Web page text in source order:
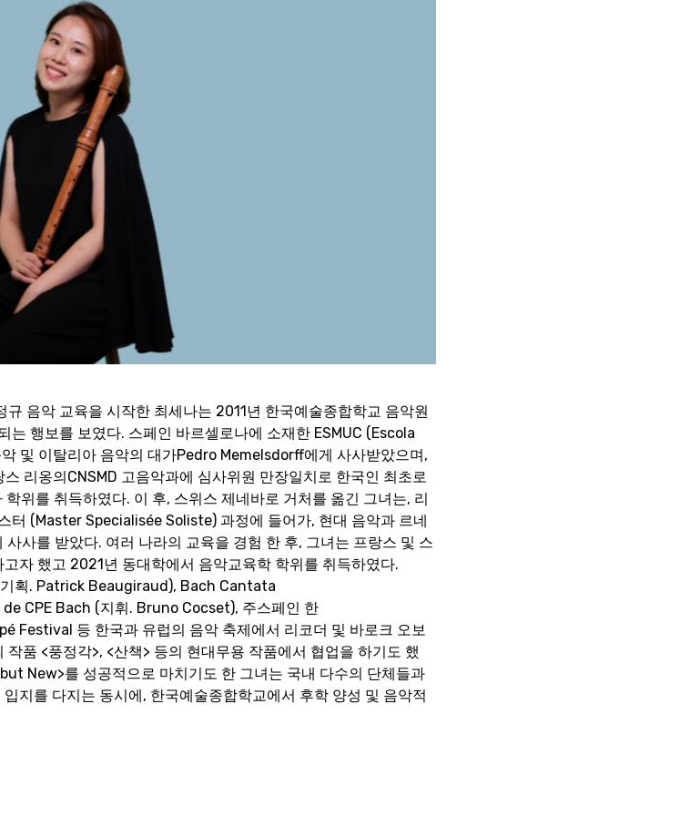
음악 교육을 시작한 최세나는 2011년 한국예술종합학교 음악원
는 행보를 보였다. 스페인 바르셀로나에 소재한 ESMUC (Escola
및 이탈리아 음악의 대가Pedro Memelsdorff에게 사사받았으며,
리옹의CNSMD 고음악과에 심사위원 만장일치로 한국인 최초로
위를 취득하였다. 이 후, 스위스 제네바로 거처를 옮긴 그녀는, 리
터 (Master Specialisée Soliste) 과정에 들어가, 현대 음악과 르네
사를 받았다. 여러 나라의 교육을 경험 한 후, 그녀는 프랑스 및 스
자 했고 2021년 동대학에서 음악교육학 학위를 취득하였다.
획. Patrick Beaugiraud), Bach Cantata
CPE Bach (지휘. Bruno Cocset), 주스페인 한
Festival 등 한국과 유럽의 음악 축제에서 리코더 및 바로크 오보
품 <풍정각>, <산책> 등의 현대무용 작품에서 협업을 하기도 했
New>를 성공적으로 마치기도 한 그녀는 국내 다수의 단체들과
지를 다지는 동시에, 한국예술종합학교에서 후학 양성 및 음악적